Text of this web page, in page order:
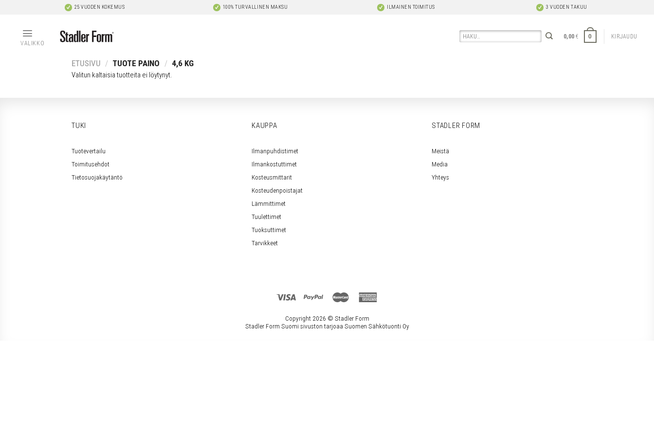
25 VUODEN KOKEMUS 100% TURVALLINEN MAKSU ILMAINEN TOIMITUS 3 VUODEN TAKUU
VALIKKO
Etsi:
0,00€ 0 KIRJAUDU
ETUSIVU / TUOTE PAINO / 4,6 KG
Valitun kaltaisia tuotteita ei löytynyt.
TUKI
Tuotevertailu
Toimitusehdot
Tietosuojakäytäntö
KAUPPA
Ilmanpuhdistimet
Ilmankostuttimet
Kosteusmittarit
Kosteudenpoistajat
Lämmittimet
Tuulettimet
Tuoksuttimet
Tarvikkeet
STADLER FORM
Meistä
Media
Yhteys
Copyright 2026 © Stadler Form
Stadler Form Suomi sivuston tarjoaa Suomen Sähkötuonti Oy